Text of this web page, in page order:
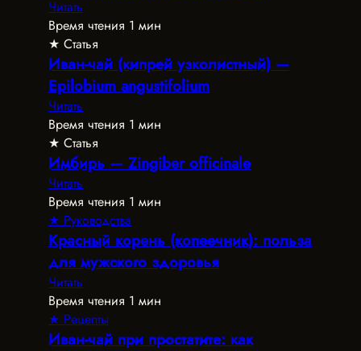
Читать
Время чтения 1 мин
★ Статья
Иван-чай (кипрей узколистный) —
Epilobium angustifolium
Читать
Время чтения 1 мин
★ Статья
Имбирь — Zingiber officinale
Читать
Время чтения 1 мин
★ Руководства
Красный корень (копеечник): польза
для мужского здоровья
Читать
Время чтения 1 мин
★ Рецепты
Иван-чай при простатите: как